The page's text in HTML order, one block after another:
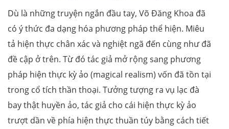
Dù là những truyện ngắn đầu tay, Võ Đăng Khoa đã
có ý thức đa dạng hóa phương pháp thể hiện. Miêu
tả hiện thực chân xác và nghiệt ngã đến cùng như đã
đề cập ở trên. Từ đó tác giả mở rộng sang phương
pháp hiện thực kỳ ảo (magical realism) vốn đã tồn tại
trong cổ tích thần thoại. Tưởng tượng ra vụ lạc đà
bay thật huyền ảo, tác giả cho cái hiện thực kỳ ảo
trượt dần về phía hiện thực thuần túy bằng cách tiết